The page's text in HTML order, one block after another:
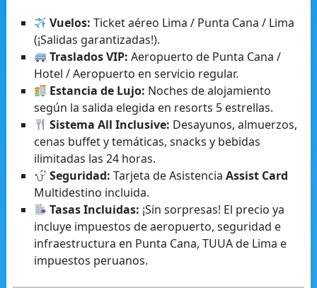
Vuelos: Ticket aéreo Lima / Punta Cana / Lima
(¡Salidas garantizadas!).
Traslados VIP: Aeropuerto de Punta Cana /
Hotel / Aeropuerto en servicio regular.
Estancia de Lujo: Noches de alojamiento
según la salida elegida en resorts 5 estrellas.
Sistema All Inclusive: Desayunos, almuerzos,
cenas buffet y temáticas, snacks y bebidas
ilimitadas las 24 horas.
Seguridad: Tarjeta de AsistenciaAssist Card
Multidestino incluida.
Tasas Incluidas: ¡Sin sorpresas! El precio ya
incluye impuestos de aeropuerto, seguridad e
infraestructura en Punta Cana, TUUA de Lima e
impuestos peruanos.